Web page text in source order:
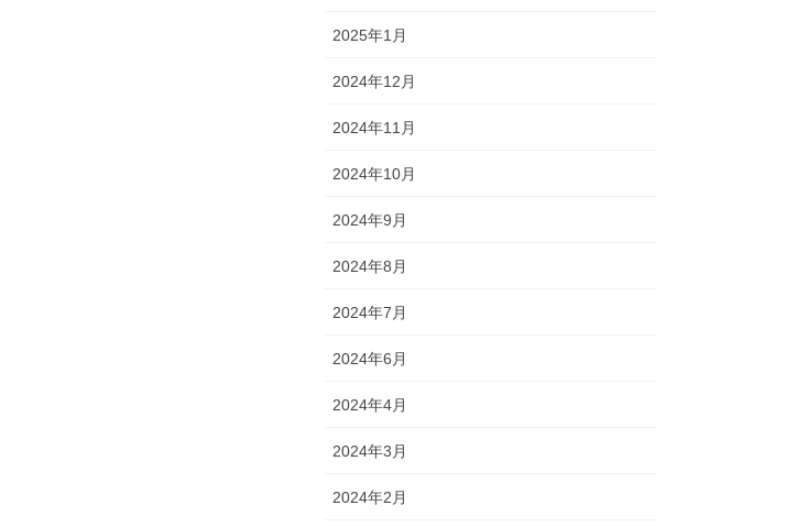
2025年1月
2024年12月
2024年11月
2024年10月
2024年9月
2024年8月
2024年7月
2024年6月
2024年4月
2024年3月
2024年2月